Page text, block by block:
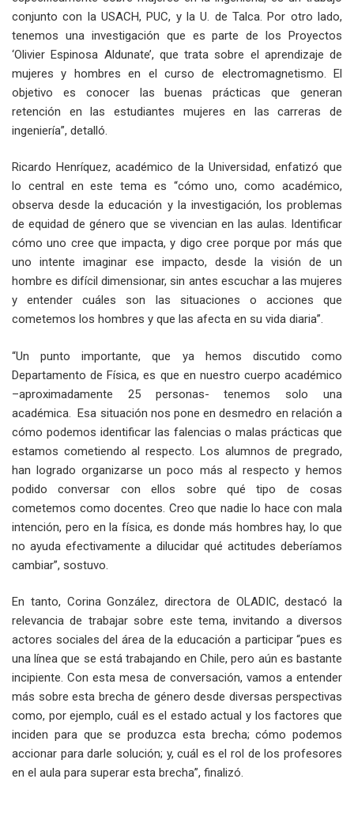
conjunto con la USACH, PUC, y la U. de Talca. Por otro lado,
tenemos una investigación que es parte de los Proyectos
‘Olivier Espinosa Aldunate’, que trata sobre el aprendizaje de
mujeres y hombres en el curso de electromagnetismo. El
objetivo es conocer las buenas prácticas que generan
retención en las estudiantes mujeres en las carreras de
ingeniería”, detalló.
Ricardo Henríquez, académico de la Universidad, enfatizó que
lo central en este tema es “cómo uno, como académico,
observa desde la educación y la investigación, los problemas
de equidad de género que se vivencian en las aulas. Identificar
cómo uno cree que impacta, y digo cree porque por más que
uno intente imaginar ese impacto, desde la visión de un
hombre es difícil dimensionar, sin antes escuchar a las mujeres
y entender cuáles son las situaciones o acciones que
cometemos los hombres y que las afecta en su vida diaria”.
“Un punto importante, que ya hemos discutido como
Departamento de Física, es que en nuestro cuerpo académico
–aproximadamente 25 personas- tenemos solo una
académica. Esa situación nos pone en desmedro en relación a
cómo podemos identificar las falencias o malas prácticas que
estamos cometiendo al respecto. Los alumnos de pregrado,
han logrado organizarse un poco más al respecto y hemos
podido conversar con ellos sobre qué tipo de cosas
cometemos como docentes. Creo que nadie lo hace con mala
intención, pero en la física, es donde más hombres hay, lo que
no ayuda efectivamente a dilucidar qué actitudes deberíamos
cambiar”, sostuvo.
En tanto, Corina González, directora de OLADIC, destacó la
relevancia de trabajar sobre este tema, invitando a diversos
actores sociales del área de la educación a participar “pues es
una línea que se está trabajando en Chile, pero aún es bastante
incipiente. Con esta mesa de conversación, vamos a entender
más sobre esta brecha de género desde diversas perspectivas
como, por ejemplo, cuál es el estado actual y los factores que
inciden para que se produzca esta brecha; cómo podemos
accionar para darle solución; y, cuál es el rol de los profesores
en el aula para superar esta brecha”, finalizó.